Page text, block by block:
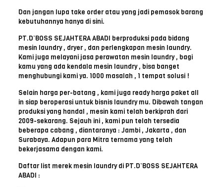
Dan jangan lupa take order atau yang jadi pemasok barang
kebutuhannya hanya di sini.
PT.D’BOSS SEJAHTERA ABADI berproduksi pada bidang
mesin laundry , dryer , dan perlengkapan mesin laundry.
Kami juga melayani jasa perawatan mesin laundry , bagi
kamu yang ada kendala mesin laundry , bisa banget
menghubungi kami ya. 1000 masalah , 1 tempat solusi !
Selain harga per-batang , kami juga ready harga paket all
in siap beroperasi untuk bisnis laundry mu. Dibawah tangan
produksi yang handal , mesin kami telah berkiprah dari
2009-sekarang. Sejauh ini , kami pun telah tersedia
beberapa cabang , diantaranya : Jambi , Jakarta , dan
Surabaya. Adapun para Mitra ternama yang telah
bekerjasama dengan kami.
Daftar list merek mesin laundry di PT.D’BOSS SEJAHTERA
ABADI :